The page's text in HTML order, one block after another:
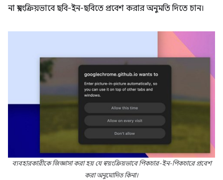
না স্বয়ংক্রিয়ভাবে ছবি-ইন-ছবিতে প্রবেশ করার অনুমতি দিতে চান।
ব্যবহারকারীকে জিজ্ঞাসা করা হয় যে স্বয়ংক্রিয়ভাবে পিকচার-ইন-পিকচারে প্রবেশ
করা অনুমোদিত কিনা।